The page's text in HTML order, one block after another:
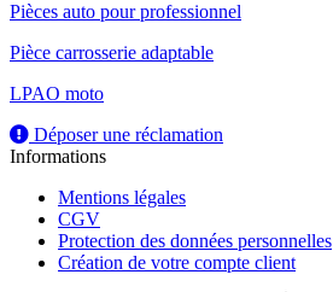
Pièces auto pour professionnel
Pièce carrosserie adaptable
LPAO moto
Déposer une réclamation
Informations
Mentions légales
CGV
Protection des données personnelles
Création de votre compte client